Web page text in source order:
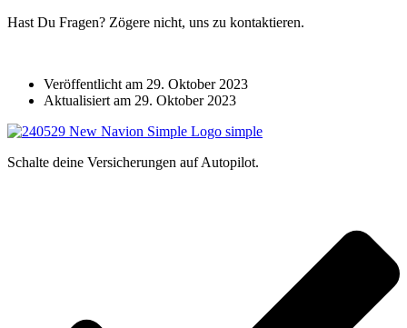
Hast Du Fragen? Zögere nicht, uns zu kontaktieren.
Veröffentlicht am 29. Oktober 2023
Aktualisiert am 29. Oktober 2023
Schalte deine Versicherungen auf Autopilot.